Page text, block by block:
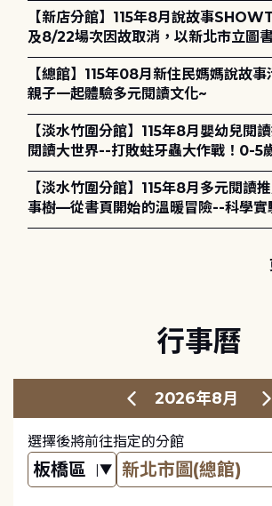
【新店分館】115年8月說故事
及8/22場次因故取消，以新北市立圖
主)
【總館】115年08月新住民媽媽說故
親子一起體驗多元閱讀文化~
【淡水竹圍分館】115年8月嬰幼兒閱
閱讀大世界--打敗蛀牙蟲大作戰！0-5
護全攻略》
【淡水竹圍分館】115年8月多元閱讀
事樹—從書頁開始的溫暖冒險--科學實
電章魚》
行事曆
2026年8月
選擇後將前往指定的分館